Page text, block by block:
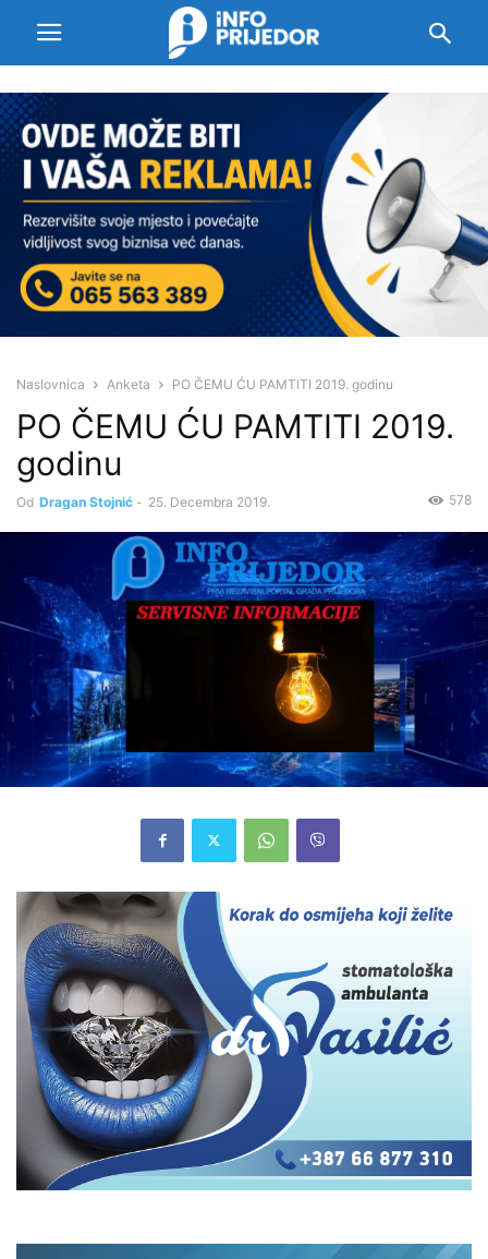
Naslovnica Anketa PO ČEMU ĆU PAMTITI 2019. godinu
PO ČEMU ĆU PAMTITI 2019.
godinu
Od Dragan Stojnić - 25. Decembra 2019. 578